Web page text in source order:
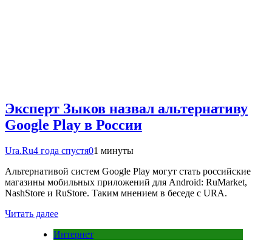
Эксперт Зыков назвал альтернативу
Google Play в России
Ura.Ru4 года спустя01 минуты
Альтернативой систем Google Play могут стать российские
магазины мобильных приложений для Android: RuMarket,
NashStore и RuStore. Таким мнением в беседе с URA.
Читать далее
Интернет